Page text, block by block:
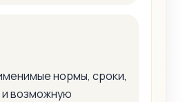
нормы, сроки,
и возможную